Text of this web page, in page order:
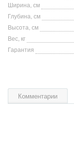
Ширина, см
Глубина, см
Высота, см
Вес, кг
Гарантия
Комментарии